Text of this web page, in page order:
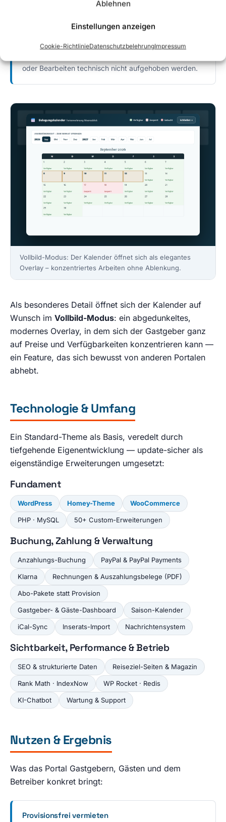
Ablehnen
Einstellungen anzeigen
Cookie-RichtlinieDatenschutzbelehrungImpressum
Buchungen sind tabu
Bereits bestätigte Buchungen liegen in einer
oder Bearbeiten technisch nicht aufgehoben werden.
Vollbild-Modus: Der Kalender öffnet sich als elegantes
Overlay – konzentriertes Arbeiten ohne Ablenkung.
Als besonderes Detail öffnet sich der Kalender auf
Wunsch im Vollbild-Modus: ein abgedunkeltes,
modernes Overlay, in dem sich der Gastgeber ganz
auf Preise und Verfügbarkeiten konzentrieren kann —
ein Feature, das sich bewusst von anderen Portalen
abhebt.
Technologie & Umfang
Ein Standard-Theme als Basis, veredelt durch
tiefgehende Eigenentwicklung — update-sicher als
eigenständige Erweiterungen umgesetzt:
Fundament
WordPress Homey-Theme WooCommerce
PHP · MySQL 50+ Custom-Erweiterungen
Buchung, Zahlung & Verwaltung
Anzahlungs-Buchung PayPal & PayPal Payments
Klarna Rechnungen & Auszahlungsbelege (PDF)
Abo-Pakete statt Provision
Gastgeber- & Gäste-Dashboard Saison-Kalender
iCal-Sync Inserats-Import Nachrichtensystem
Sichtbarkeit, Performance & Betrieb
SEO & strukturierte Daten Reiseziel-Seiten & Magazin
Rank Math · IndexNow WP Rocket · Redis
KI-Chatbot Wartung & Support
Nutzen & Ergebnis
Was das Portal Gastgebern, Gästen und dem
Betreiber konkret bringt:
Provisionsfrei vermieten